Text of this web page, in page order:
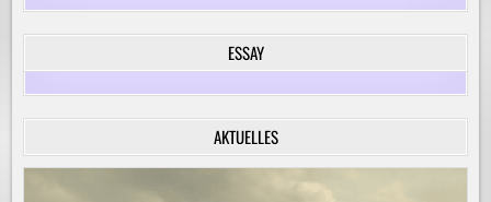
SCHLÜSSEL:
TECHNIKEN
KÖRPER,
UND
RUHE
ESSAY
AKTUELLES